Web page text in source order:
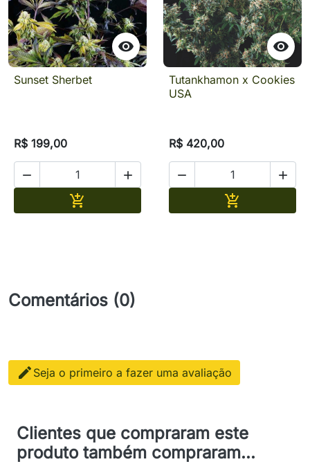

Sunset Sherbet
R$ 199,00
 


Tutankhamon x Cookies
USA
R$ 420,00
 

Comentários (0)
 Seja o primeiro a fazer uma avaliação
Clientes que compraram este
produto também compraram...